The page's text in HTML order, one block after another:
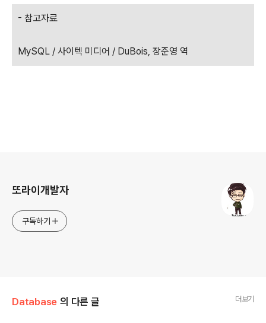
- 참고자료
MySQL / 사이텍 미디어 / DuBois, 장준영 역
또라이개발자
구독하기
Database 의 다른 글 더보기